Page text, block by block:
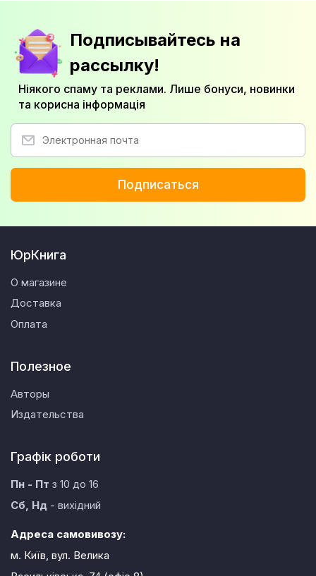
Подписывайтесь на
рассылку!
Ніякого спаму та реклами. Лише бонуси, новинки
та корисна інформація
Подписаться
ЮрКнига
О магазине
Доставка
Оплата
Полезное
Авторы
Издательства
Графік роботи
Пн - Пт з 10 до 16
Сб, Нд - вихідний
Адреса самовивозу:
м. Київ, вул. Велика